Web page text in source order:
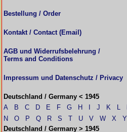
Bestellung / Order
Kontakt / Contact (Email)
AGB und Widerrufsbelehrung /
Terms and Conditions
Impressum und Datenschutz / Privacy
Deutschland / Germany < 1945
A
B C D E F G H J K L
N
O P Q R S T U V W X Y
Deutschland / Germany > 1945